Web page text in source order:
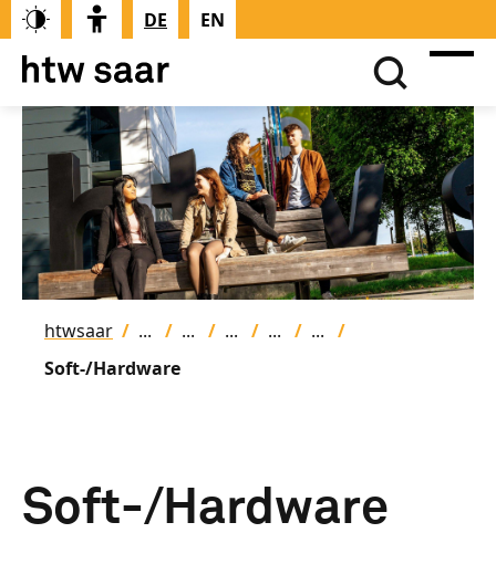
DE EN
htwsaar
Soft-/Hardware
Soft-/Hardware